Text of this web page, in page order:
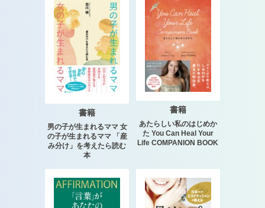
書籍
男の子が生まれるママ 女
の子が生まれるママ 「産
み分け」を考えたら読む
本
書籍
あたらしい私のはじめか
た You Can Heal Your
Life COMPANION BOOK